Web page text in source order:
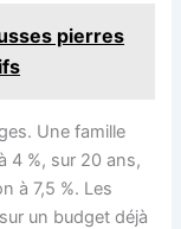
pierres
Une famille
4 %, sur 20 ans,
à 7,5 %. Les
un budget déjà